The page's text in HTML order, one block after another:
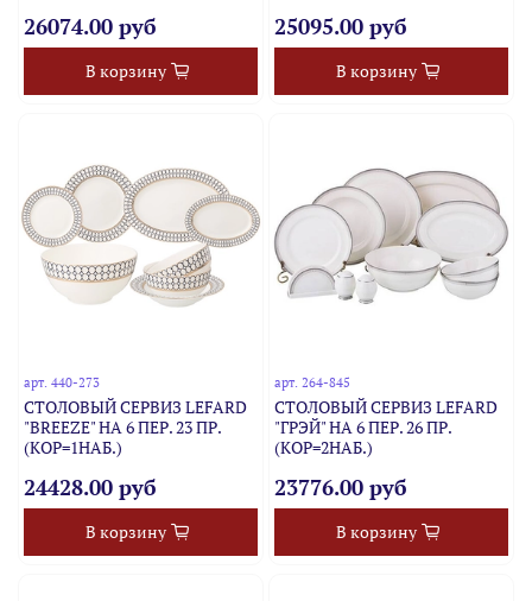
26074.00 руб
В корзину
25095.00 руб
В корзину
арт.440-273
СТОЛОВЫЙ СЕРВИЗ LEFARD
"BREEZE" НА 6 ПЕР. 23 ПР.
(КОР=1НАБ.)
24428.00 руб
В корзину
арт. 264-845
СТОЛОВЫЙ СЕРВИЗ LEFARD
"ГРЭЙ" НА 6 ПЕР. 26 ПР.
(КОР=2НАБ.)
23776.00 руб
В корзину